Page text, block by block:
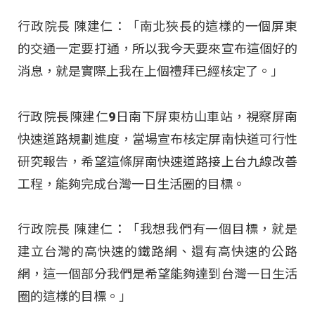
行政院長 陳建仁：「南北狹長的這樣的一個屏東
的交通一定要打通，所以我今天要來宣布這個好的
消息，就是實際上我在上個禮拜已經核定了。」
行政院長陳建仁9日南下屏東枋山車站，視察屏南
快速道路規劃進度，當場宣布核定屏南快道可行性
研究報告，希望這條屏南快速道路接上台九線改善
工程，能夠完成台灣一日生活圈的目標。
行政院長 陳建仁：「我想我們有一個目標，就是
建立台灣的高快速的鐵路網、還有高快速的公路
網，這一個部分我們是希望能夠達到台灣一日生活
圈的這樣的目標。」